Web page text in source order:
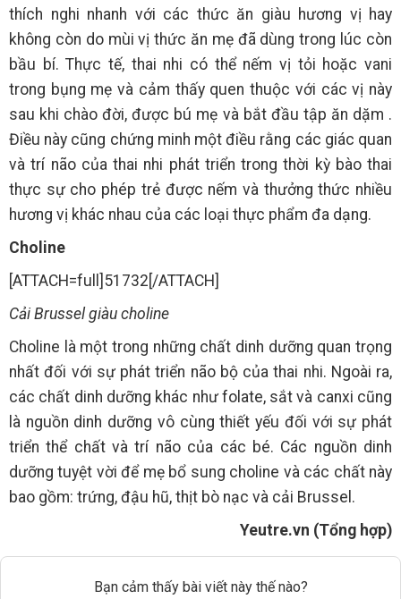
thích nghi nhanh với các thức ăn giàu hương vị hay
không còn do mùi vị thức ăn mẹ đã dùng trong lúc còn
bầu bí. Thực tế, thai nhi có thể nếm vị tỏi hoặc vani
trong bụng mẹ và cảm thấy quen thuộc với các vị này
sau khi chào đời, được bú mẹ và bắt đầu tập ăn dặm .
Điều này cũng chứng minh một điều rằng các giác quan
và trí não của thai nhi phát triển trong thời kỳ bào thai
thực sự cho phép trẻ được nếm và thưởng thức nhiều
hương vị khác nhau của các loại thực phẩm đa dạng.
Choline
[ATTACH=full]51732[/ATTACH]
Cải Brussel giàu choline
Choline là một trong những chất dinh dưỡng quan trọng
nhất đối với sự phát triển não bộ của thai nhi. Ngoài ra,
các chất dinh dưỡng khác như folate, sắt và canxi cũng
là nguồn dinh dưỡng vô cùng thiết yếu đối với sự phát
triển thể chất và trí não của các bé. Các nguồn dinh
dưỡng tuyệt vời để mẹ bổ sung choline và các chất này
bao gồm: trứng, đậu hũ, thịt bò nạc và cải Brussel.
Yeutre.vn (Tổng hợp)
Bạn cảm thấy bài viết này thế nào?